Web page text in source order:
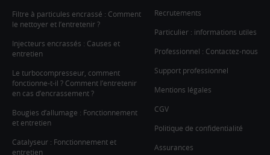
Filtre à particules encrassé : Comment
le nettoyer et l’entretenir ?
Injecteurs encrassés : Causes et
entretien
Le turbocompresseur, comment
fonctionne-t-il ? Comment l’entretenir
en cas d’encrassement ?
Bougies d’allumage : Fonctionnement
et entretien
Catalyseur : Fonctionnement et
entretien
Recrutements
Particulier : informations utiles
Professionnel : Contactez-nous
Support professionnel
Mentions légales
CGV
Politique de confidentialité
Assurances